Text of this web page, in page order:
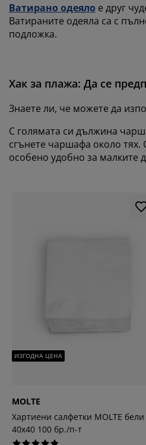
Ватирано одеяло е друг
Ватираните одеяла са с
подложка.
Хак за плажа: Да се
Знаете ли, че можете да
С голямата си дължина
сгънете чаршафа около тях.
особено удобно за малките
ИЗГОДНА ЦЕНА
MOLTE
Хартиени салфетки MOLTE бели
40x40 100 бр./п-т